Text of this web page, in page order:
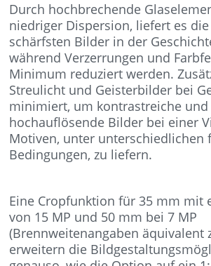
Durch hochbrechende
niedriger Dispersion, liefert es
schärfsten Bilder in der
während Verzerrungen und
Minimum reduziert werden.
Streulicht und Geisterbilder bei
minimiert, um kontrastreiche und
hochauflösende Bilder bei einer
Motiven, unter unterschiedlichen
Bedingungen, zu liefern.
Eine Cropfunktion für 35 mm mit
von 15 MP und 50 mm bei 7 MP
(Brennweitenangaben äquivalent
erweitern die